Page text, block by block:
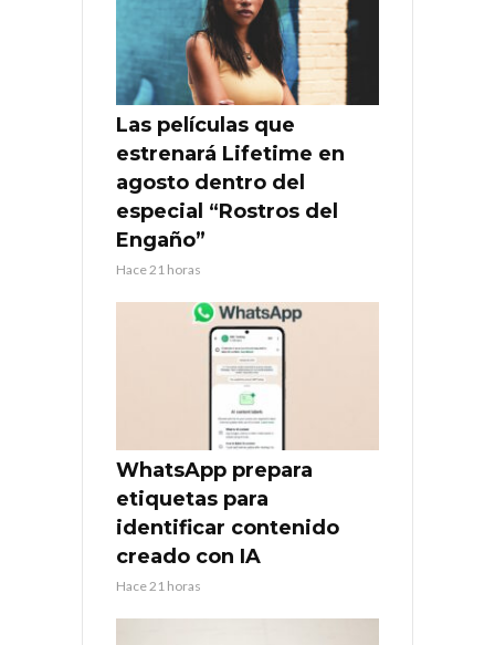
Las películas que
estrenará Lifetime en
agosto dentro del
especial “Rostros del
Engaño”
Hace 21 horas
WhatsApp prepara
etiquetas para
identificar contenido
creado con IA
Hace 21 horas